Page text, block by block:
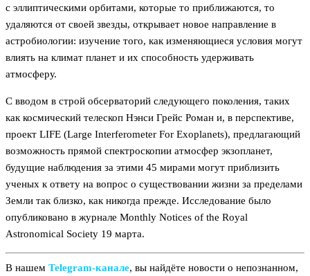
с эллиптическими орбитами, которые то приближаются, то
удаляются от своей звезды, открывает новое направление в
астробиологии: изучение того, как изменяющиеся условия могут
влиять на климат планет и их способность удерживать
атмосферу.
С вводом в строй обсерваторий следующего поколения, таких
как космический телескоп Нэнси Грейс Роман и, в перспективе,
проект LIFE (Large Interferometer For Exoplanets), предлагающий
возможность прямой спектроскопии атмосфер экзопланет,
будущие наблюдения за этими 45 мирами могут приблизить
ученых к ответу на вопрос о существовании жизни за пределами
Земли так близко, как никогда прежде. Исследование было
опубликовано в журнале Monthly Notices of the Royal
Astronomical Society 19 марта.
В нашем Telegram‑канале, вы найдёте новости о непознанном,